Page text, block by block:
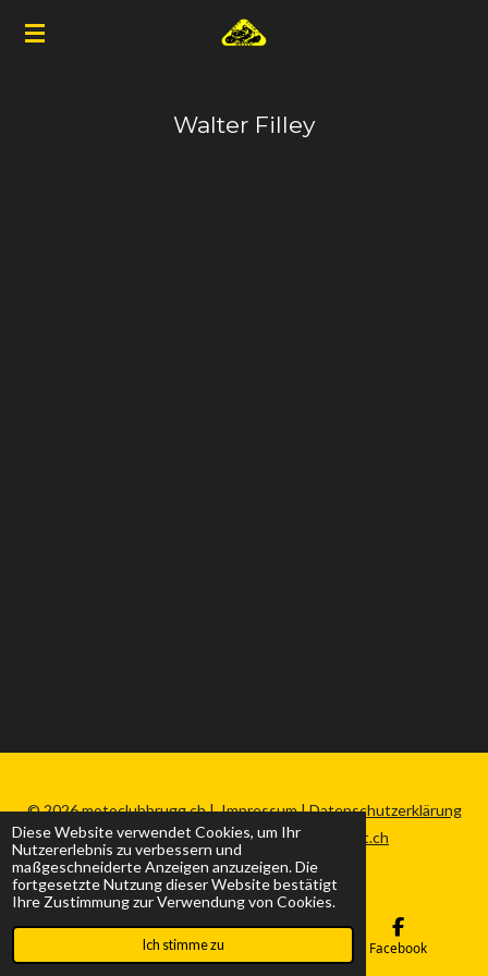
Diese Website verwendet Cookies, um Ihr
Nutzererlebnis zu verbessern und
maßgeschneiderte Anzeigen anzuzeigen. Die
fortgesetzte Nutzung dieser Website bestätigt
Ihre Zustimmung zur Verwendung von Cookies.
Ich stimme zu
Zum
Walter Filley
© 2026 motoclubbrugg.ch |Impressum|Datenschutzerklärung
|Sitemap|Made by nefweb-werkstatt.ch
Facebook